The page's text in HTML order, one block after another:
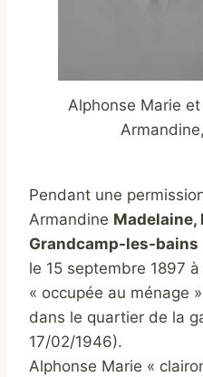
Alphonse Marie
Pendant une
Armandine Madelaine,
Grandcamp-les-bains
le 15 septembre 1897
« occupée au ménage
dans le quartier de la
17/02/1946).
Alphonse Marie «